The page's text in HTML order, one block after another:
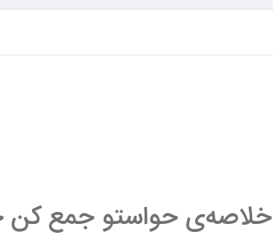
خلاصه‌ی حواستو جمع کن